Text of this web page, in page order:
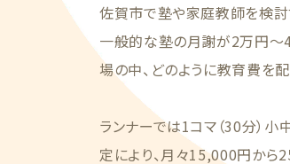
佐賀市で塾や家庭教師を検討
一般的な塾の月謝が2万円〜
場の中、どのように教育費を
ランナーでは1コマ（30分）
定により、月々15,000円から